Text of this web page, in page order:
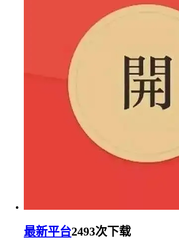
最新平台2493次下载